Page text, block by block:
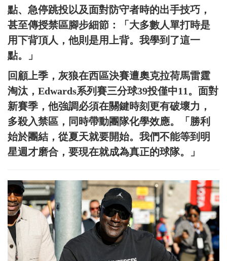
點、急停跳投以及面對防守者時的出手技巧，
甚至傳授禁區腳步細節：「大多數人單打時是
用下背頂人，他則是用上背。我學到了這一
點。」
回顧上季，灰狼在西區決賽遭奧克拉荷馬雷霆
淘汰，Edwards系列賽三分球39投僅中11。面對
新賽季，他強調必須在關鍵時刻更有破壞力，
多殺入禁區，同時帶動團隊化學效應。「勝利
始於團結，從夏天就要開始。我們不能等到明
星週才磨合，要現在就成為真正的球隊。」